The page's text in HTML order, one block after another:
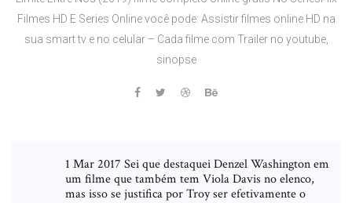
Filmes HD E Series Online você pode: Assistir filmes online HD na
sua smart tv e no celular – Cada filme com Trailer no youtube,
sinopse
1 Mar 2017 Sei que destaquei Denzel Washington em
um filme que também tem Viola Davis no elenco,
mas isso se justifica por Troy ser efetivamente o